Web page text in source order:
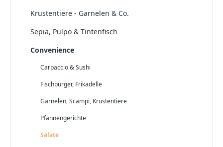
Krustentiere - Garnelen & Co.
Sepia, Pulpo & Tintenfisch
Convenience
Carpaccio & Sushi
Fischburger, Frikadelle
Garnelen, Scampi, Krustentiere
Pfannengerichte
Salate